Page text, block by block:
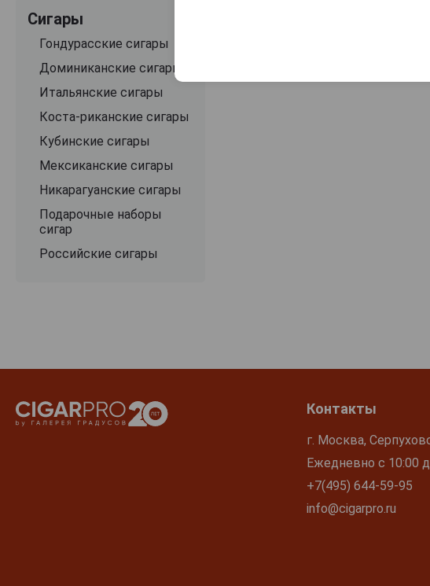
Сигары
Гондурасские сигары
Доминиканские сигары
Итальянские сигары
Коста-риканские сигары
Кубинские сигары
Мексиканские сигары
Никарагуанские сигары
Подарочные наборы
сигар
Российские сигары
Контакты
г. Москва,
Ежедневно с 10:00
+7(495) 644-59-95
info@cigarpro.ru